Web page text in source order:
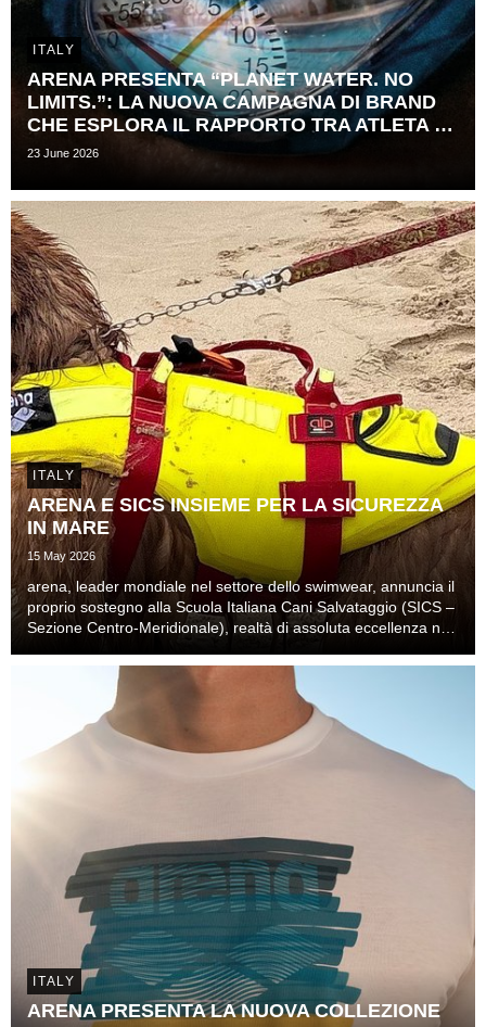
ITALY
ARENA PRESENTA “PLANET WATER. NO
LIMITS.”: LA NUOVA CAMPAGNA DI BRAND
CHE ESPLORA IL RAPPORTO TRA ATLETA E ​
TEMPO
23 June 2026
ITALY
ARENA E SICS INSIEME PER LA SICUREZZA
IN MARE
15 May 2026
arena, leader mondiale nel settore dello swimwear, annuncia il
proprio sostegno alla Scuola Italiana Cani Salvataggio (SICS –
Sezione Centro-Meridionale), realtà di assoluta eccellenza nel
ITALY
ARENA PRESENTA LA NUOVA COLLEZIONE